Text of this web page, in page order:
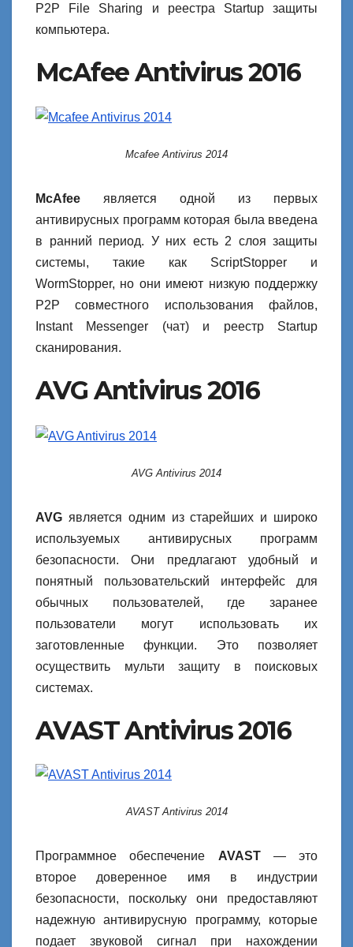
P2P File Sharing и реестра Startup защиты
компьютера.
McAfee Antivirus 2016
Mcafee Antivirus 2014
McAfee является одной из первых
антивирусных программ которая была введена
в ранний период. У них есть 2 слоя защиты
системы, такие как ScriptStopper и
WormStopper, но они имеют низкую поддержку
P2P совместного использования файлов,
Instant Messenger (чат) и реестр Startup
сканирования.
AVG Antivirus 2016
AVG Antivirus 2014
AVG является одним из старейших и широко
используемых антивирусных программ
безопасности. Они предлагают удобный и
понятный пользовательский интерфейс для
обычных пользователей, где заранее
пользователи могут использовать их
заготовленные функции. Это позволяет
осуществить мульти защиту в поисковых
системах.
AVAST Antivirus 2016
AVAST Antivirus 2014
Программное обеспечение AVAST— это
второе доверенное имя в индустрии
безопасности, поскольку они предоставляют
надежную антивирусную программу, которые
подает звуковой сигнал при нахождении